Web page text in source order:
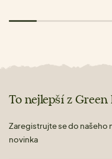
To nejlepší z
Zaregistrujte se do našeho
novinka